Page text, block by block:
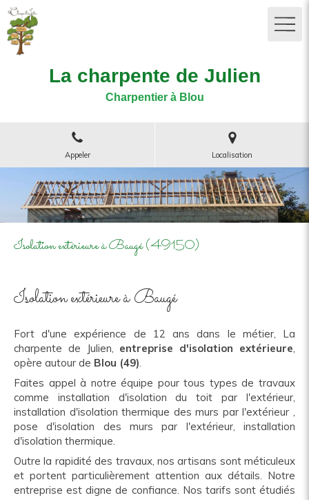
La charpente de Julien
Charpentier à Blou
Appeler Localisation
Isolation extérieure à Baugé (49150)
Isolation extérieure à Baugé
Fort d'une expérience de 12 ans dans le métier, La
charpente de Julien, entreprise d'isolation extérieure,
opère autour de Blou (49).
Faites appel à notre équipe pour tous types de travaux
comme installation d'isolation du toit par l'extérieur,
installation d'isolation thermique des murs par l'extérieur ,
pose d'isolation des murs par l'extérieur, installation
d'isolation thermique.
Outre la rapidité des travaux, nos artisans sont méticuleux
et portent particulièrement attention aux détails. Notre
entreprise est digne de confiance. Nos tarifs sont étudiés